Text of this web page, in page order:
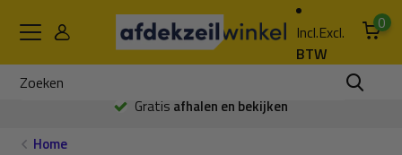
Incl.Excl.
BTW
0
Gratis afhalen en bekijken
Home